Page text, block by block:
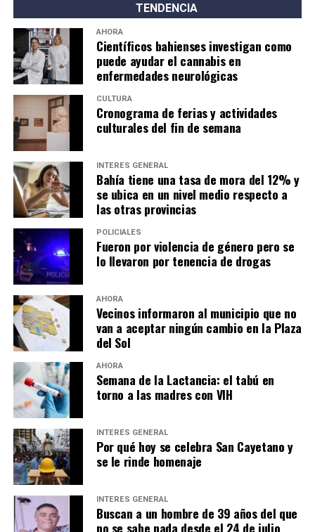
TENDENCIA
AHORA
Científicos bahienses investigan como
puede ayudar el cannabis en
enfermedades neurológicas
CULTURA
Cronograma de ferias y actividades
culturales del fin de semana
INTERÉS GENERAL
Bahía tiene una tasa de mora del 12% y
se ubica en un nivel medio respecto a
las otras provincias
POLICIALES
Fueron por violencia de género pero se
lo llevaron por tenencia de drogas
AHORA
Vecinos informaron al municipio que no
van a aceptar ningún cambio en la Plaza
del Sol
AHORA
Semana de la Lactancia: el tabú en
torno a las madres con VIH
INTERÉS GENERAL
Por qué hoy se celebra San Cayetano y
se le rinde homenaje
INTERÉS GENERAL
Buscan a un hombre de 39 años del que
no se sabe nada desde el 24 de julio